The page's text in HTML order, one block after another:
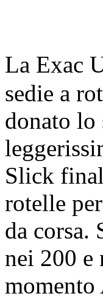
La Exac
sedie a
donato lo
Slick
rotelle
da corsa.
nei 200 e